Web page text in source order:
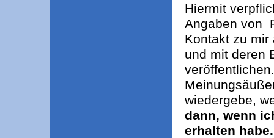
Hiermit
Angaben von
Kontakt zu
und mit deren
veröffentlichen.
wiedergebe,
dann, wenn
erhalten habe.